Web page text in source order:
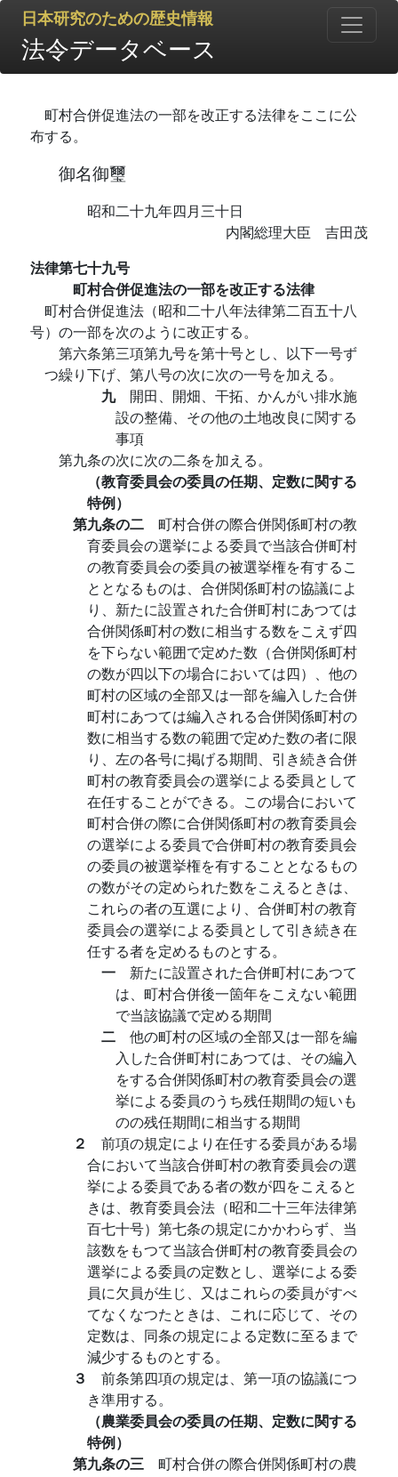
日本研究のための歴史情報
法令データベース
町村合併促進法の一部を改正する法律をここに公
布する。
御名御璽
昭和二十九年四月三十日
内閣総理大臣 吉田茂
法律第七十九号
町村合併促進法の一部を改正する法律
町村合併促進法（昭和二十八年法律第二百五十八
号）の一部を次のように改正する。
第六条第三項第九号を第十号とし、以下一号ず
つ繰り下げ、第八号の次に次の一号を加える。
九 開田、開畑、干拓、かんがい排水施
設の整備、その他の土地改良に関する
事項
第九条の次に次の二条を加える。
（教育委員会の委員の任期、定数に関する
特例）
第九条の二 町村合併の際合併関係町村の教
育委員会の選挙による委員で当該合併町村
の教育委員会の委員の被選挙権を有するこ
ととなるものは、合併関係町村の協議によ
り、新たに設置された合併町村にあつては
合併関係町村の数に相当する数をこえず四
を下らない範囲で定めた数（合併関係町村
の数が四以下の場合においては四）、他の
町村の区域の全部又は一部を編入した合併
町村にあつては編入される合併関係町村の
数に相当する数の範囲で定めた数の者に限
り、左の各号に掲げる期間、引き続き合併
町村の教育委員会の選挙による委員として
在任することができる。この場合において
町村合併の際に合併関係町村の教育委員会
の選挙による委員で合併町村の教育委員会
の委員の被選挙権を有することとなるもの
の数がその定められた数をこえるときは、
これらの者の互選により、合併町村の教育
委員会の選挙による委員として引き続き在
任する者を定めるものとする。
一 新たに設置された合併町村にあつて
は、町村合併後一箇年をこえない範囲
で当該協議で定める期間
二 他の町村の区域の全部又は一部を編
入した合併町村にあつては、その編入
をする合併関係町村の教育委員会の選
挙による委員のうち残任期間の短いも
のの残任期間に相当する期間
２ 前項の規定により在任する委員がある場
合において当該合併町村の教育委員会の選
挙による委員である者の数が四をこえると
きは、教育委員会法（昭和二十三年法律第
百七十号）第七条の規定にかかわらず、当
該数をもつて当該合併町村の教育委員会の
選挙による委員の定数とし、選挙による委
員に欠員が生じ、又はこれらの委員がすべ
てなくなつたときは、これに応じて、その
定数は、同条の規定による定数に至るまで
減少するものとする。
３ 前条第四項の規定は、第一項の協議につ
き準用する。
（農業委員会の委員の任期、定数に関する
特例）
第九条の三 町村合併の際合併関係町村の農